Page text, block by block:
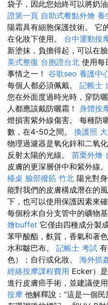
袋子，因此您始終可以將奶
證第一頁 自助式餐點外燴 養
陽霜具有細胞保護技術。 它
在化妝下使用。 台中運動按
新塗抹，負擔得起，可以在
美式整復 台胞證台北 使用每
事情之一！ 谷歌seo 養護中
每個人都必須佩戴。 記帳士
您在外面度過時光時，穿防
人都應該戴防曬霜！ 身體按
燈損害紫外線傷害。 每種防
數，在4-50之間。 換護照
物理過濾器是氧化鋅和二氧
反射太陽的光線。 苗栗外燴
皮膚的更深層併中和紫外線。
檯桌 臉部撥筋 竹北 陽光對
能對我們的皮膚構成潛在的
下，也可以使用保護因素來
每個粉末自分支管中的礦物
燴buffet 它僅由四種成分製
苯甲酸酯，麩質，香氣和著
水和皺巴布。 記帳士 考試
色）；自行或化妝。 海外抓
經絡按摩課程費用 Ecker）
進行皮膚癌手術，並建議使
按摩 他解釋說：“這是一個